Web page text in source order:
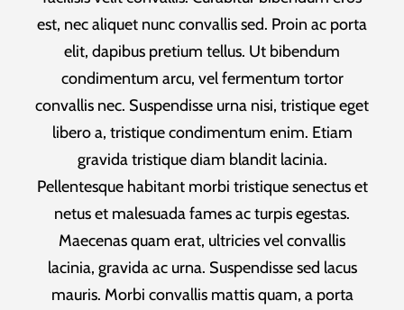
est, nec aliquet nunc convallis sed. Proin ac porta
elit, dapibus pretium tellus. Ut bibendum
condimentum arcu, vel fermentum tortor
convallis nec. Suspendisse urna nisi, tristique eget
libero a, tristique condimentum enim. Etiam
gravida tristique diam blandit lacinia.
Pellentesque habitant morbi tristique senectus et
netus et malesuada fames ac turpis egestas.
Maecenas quam erat, ultricies vel convallis
lacinia, gravida ac urna. Suspendisse sed lacus
mauris. Morbi convallis mattis quam, a porta